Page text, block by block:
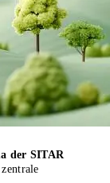
der SITAR